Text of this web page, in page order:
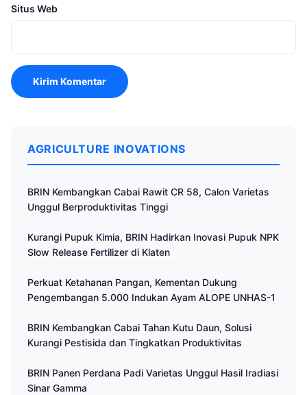
Situs Web
AGRICULTURE INOVATIONS
BRIN Kembangkan Cabai Rawit CR 58, Calon Varietas
Unggul Berproduktivitas Tinggi
Kurangi Pupuk Kimia, BRIN Hadirkan Inovasi Pupuk NPK
Slow Release Fertilizer di Klaten
Perkuat Ketahanan Pangan, Kementan Dukung
Pengembangan 5.000 Indukan Ayam ALOPE UNHAS-1
BRIN Kembangkan Cabai Tahan Kutu Daun, Solusi
Kurangi Pestisida dan Tingkatkan Produktivitas
BRIN Panen Perdana Padi Varietas Unggul Hasil Iradiasi
Sinar Gamma